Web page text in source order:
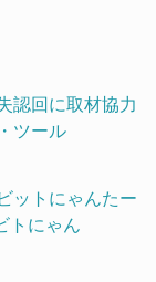
認回に取材協力
ツール
ットにゃんたー
トにゃん